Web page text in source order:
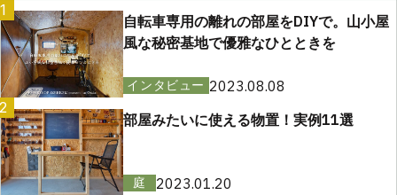
1
自転車専用の離れの部屋をDIYで。山小屋
風な秘密基地で優雅なひとときを
インタビュー 2023.08.08
2
部屋みたいに使える物置！実例11選
庭
2023.01.20